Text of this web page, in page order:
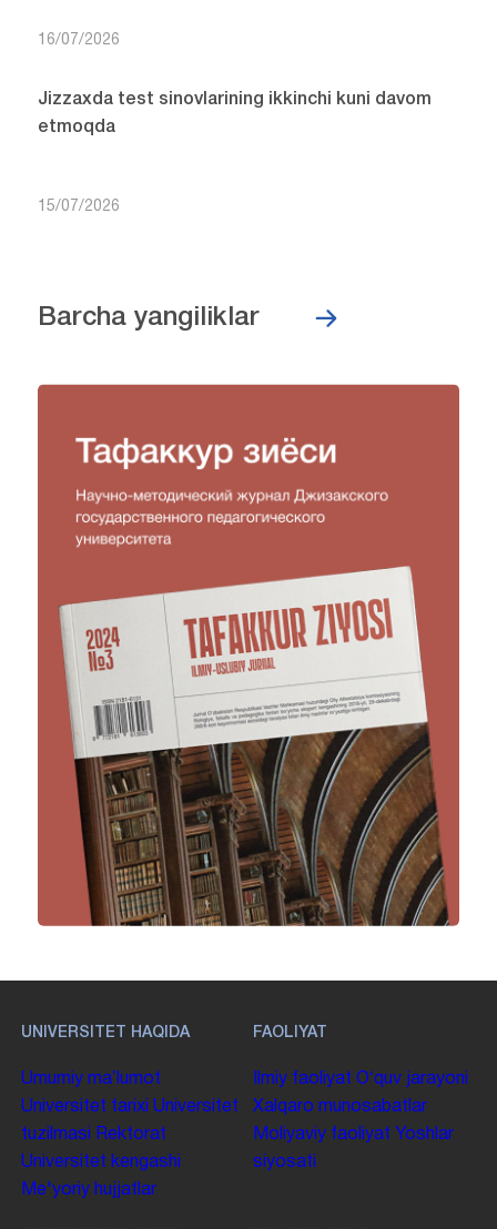
16/07/2026
Jizzaxda test sinovlarining ikkinchi kuni davom
etmoqda
15/07/2026
Barcha yangiliklar
UNIVERSITET HAQIDA
Umumiy maʼlumot
Universitet tarixi Universitet
tuzilmasi Rektorat
Universitet kengashi
Me'yoriy hujjatlar
FAOLIYAT
Ilmiy faoliyat Oʻquv jarayoni
Xalqaro munosabatlar
Moliyaviy faoliyat Yoshlar
siyosati